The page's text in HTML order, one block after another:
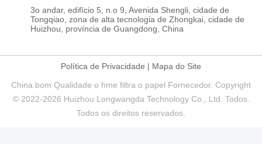
3o andar, edifício 5, n.o 9, Avenida Shengli, cidade de
Tongqiao, zona de alta tecnologia de Zhongkai, cidade de
Huizhou, província de Guangdong, China
Política de Privacidade | Mapa do Site
China bom Qualidade o hme filtra o papel Fornecedor. Copyright
© 2022-2026 Huizhou Longwangda Technology Co., Ltd. Todos.
Todos os direitos reservados.